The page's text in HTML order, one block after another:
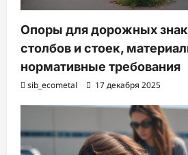
Опоры для дорожных
столбов и стоек,
нормативные требования
sib_ecometal 17 декабря 2025